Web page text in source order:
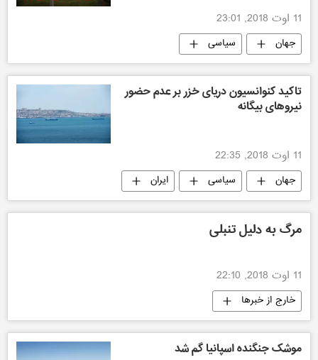
11 اوت 2018, 23:01
جهان سیاسی
تاکید کنوانسیون دریای خزر بر عدم حضور
نیروهای بیگانه
11 اوت 2018, 22:35
جهان سیاسی ایران
مرگ به دلیل تنبلی
11 اوت 2018, 22:10
خارج از خبرها
موشک جنگنده اسپانیا گم شد